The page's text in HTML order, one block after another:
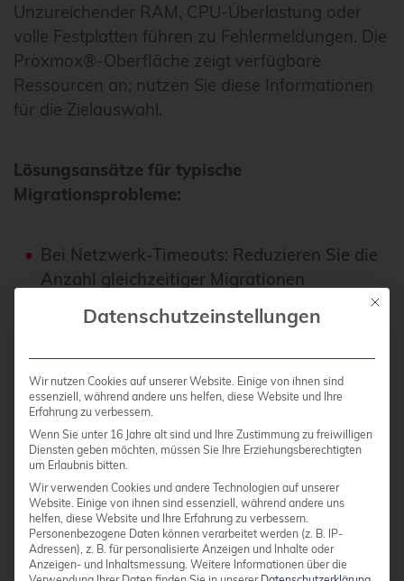
Unzureichender RAM, CPU-Überlastung oder
volle Festplatten führen zu Fehlermeldungen. Die
Proxmox®-Oberfläche zeigt verfügbare
Ressourcen an; nutzen Sie diese Informationen
für die Zielauswahl.
Lösungsansätze für typische
Migrationsprobleme:
Bei Netzwerk-Timeouts: Reduzieren Sie die
Anzahl gleichzeitiger Migrationen
Bei Storage-Fehlern: Überprüfen Sie
anderen Ziel-Host
Bei VM-Freezes: Stoppen Sie die Migration
und starten Sie sie neu
Performance-Probleme während der Migration
entstehen durch hohe VM-Aktivität.
Datenbankserver oder stark genutzte
Anwendungen erzeugen kontinuierlich neue
Mit
Datenschutzeinstellungen
Wir nutzen Cookies auf unserer Website. Einige von ihnen sind
essenziell, während andere uns helfen, diese Website und Ihre
Erfahrung zu verbessern.
Wenn Sie unter 16 Jahre alt sind und Ihre Zustimmung zu freiwilligen
Diensten geben möchten, müssen Sie Ihre Erziehungsberechtigten
um Erlaubnis bitten.
Wir verwenden Cookies und andere Technologien auf unserer
Website. Einige von ihnen sind essenziell, während andere uns
helfen, diese Website und Ihre Erfahrung zu verbessern.
Personenbezogene Daten können verarbeitet werden (z. B. IP-
Adressen), z. B. für personalisierte Anzeigen und Inhalte oder
Anzeigen- und Inhaltsmessung. Weitere Informationen über die